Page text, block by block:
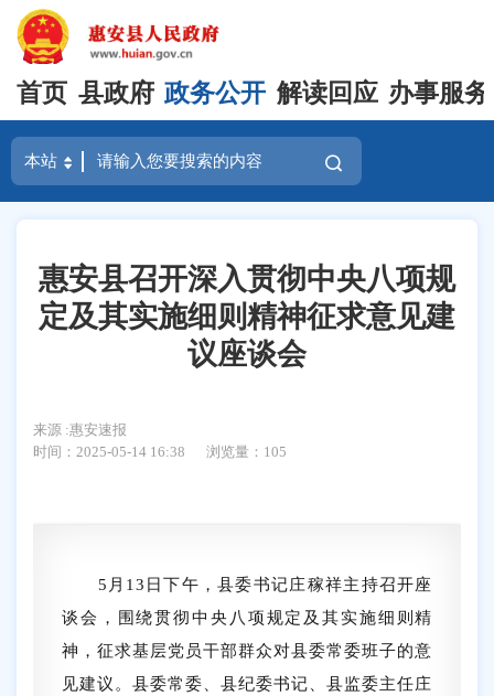
首页 县政府 政务公开 解读回应 办事服务
惠安县召开深入贯彻中央八项规
定及其实施细则精神征求意见建
议座谈会
来源 :惠安速报
时间：2025-05-14 16:38
浏览量： 105
5月13日下午，县委书记庄稼祥主持召开座
谈会，围绕贯彻中央八项规定及其实施细则精
神，征求基层党员干部群众对县委常委班子的意
见建议。县委常委、县纪委书记、县监委主任庄